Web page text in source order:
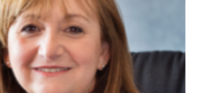
Gemeinschaft